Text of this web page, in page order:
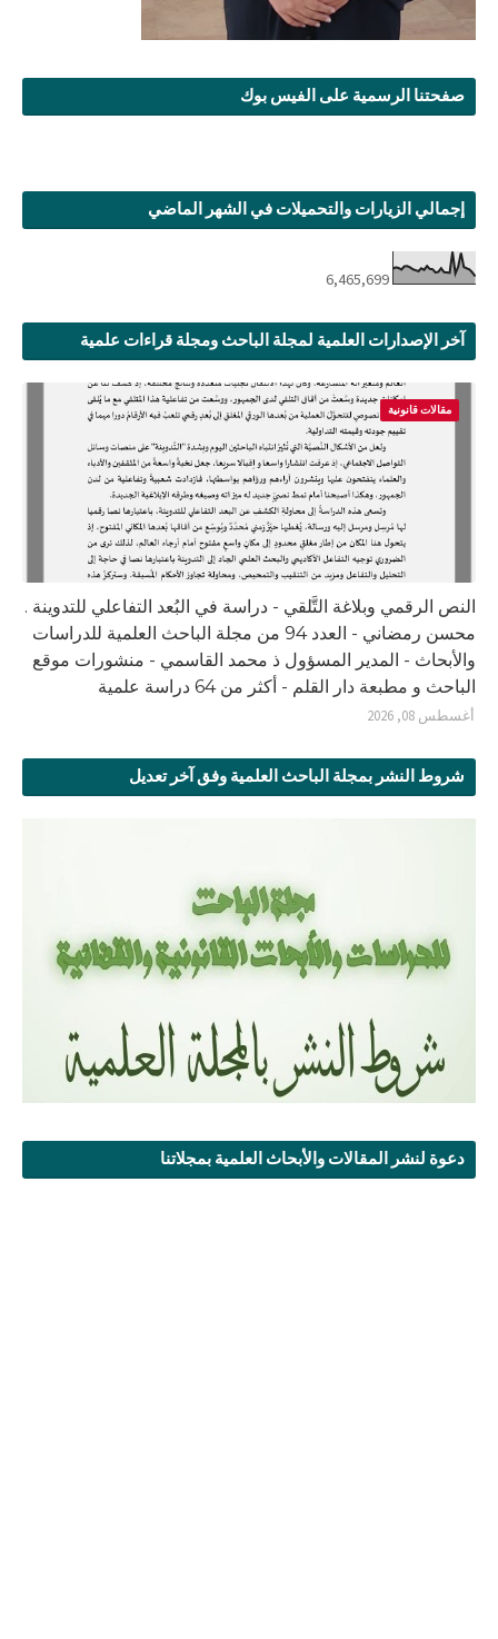
صفحتنا الرسمية على الفيس بوك
إجمالي الزيارات والتحميلات في الشهر الماضي
6,465,699
آخر الإصدارات العلمية لمجلة الباحث ومجلة قراءات علمية
مقالات قانونية
النص الرقمي وبلاغة التَّلقي - دراسة في البُعد التفاعلي للتدوينة .
محسن رمضاني - العدد 94 من مجلة الباحث العلمية للدراسات
والأبحاث - المدير المسؤول ذ محمد القاسمي - منشورات موقع
الباحث و مطبعة دار القلم - أكثر من 64 دراسة علمية
أغسطس 08, 2026
شروط النشر بمجلة الباحث العلمية وفق آخر تعديل
دعوة لنشر المقالات والأبحاث العلمية بمجلاتنا